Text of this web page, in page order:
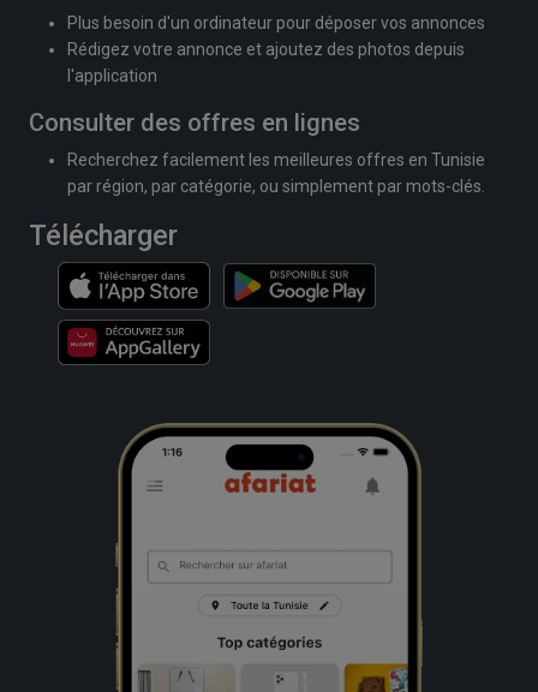
Plus besoin d'un ordinateur pour déposer vos annonces
Rédigez votre annonce et ajoutez des photos depuis
l'application
Consulter des offres en lignes
Recherchez facilement les meilleures offres en Tunisie
par région, par catégorie, ou simplement par mots-clés.
Télécharger